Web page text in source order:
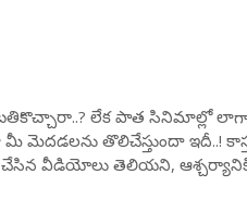
లేక పాత సినిమాల్లో లాగా
మెదడలను తొలిచేస్తుందా ఇదీ..!
వీడియోలు తెలియని,